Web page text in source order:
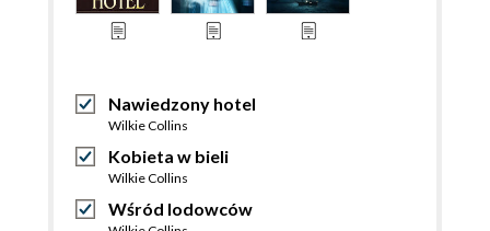
Nawiedzony hotel
Wilkie Collins
Kobieta w bieli
Wilkie Collins
Wśród lodowców